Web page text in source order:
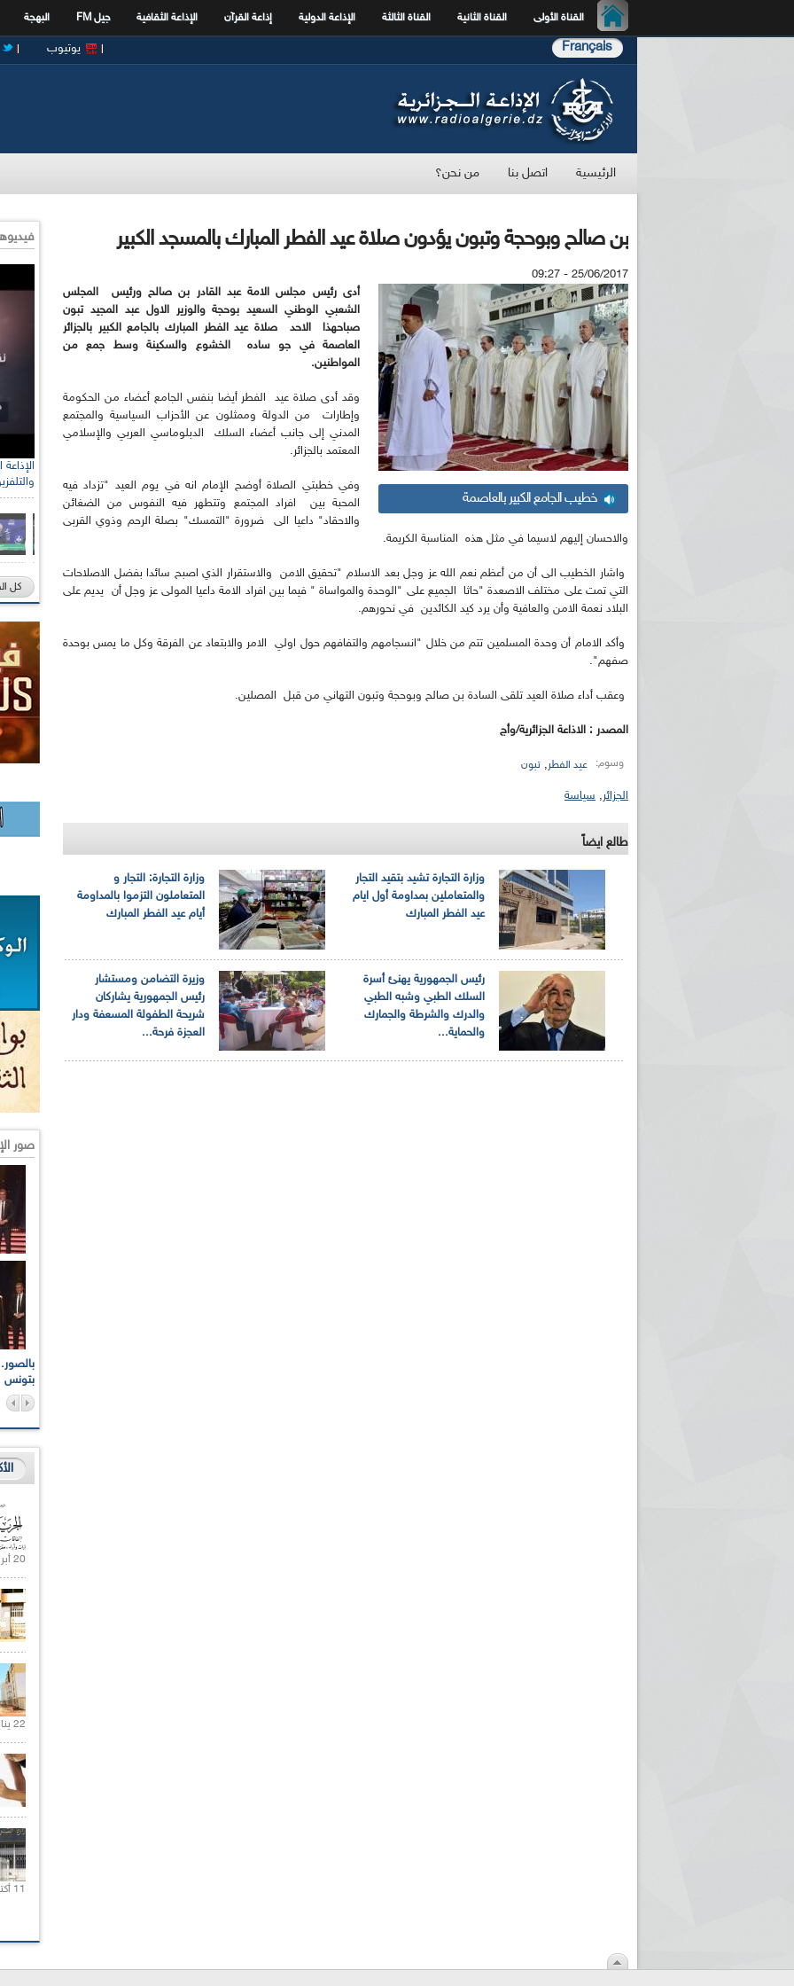
القناة الأولى القناة الثانية القناة الثالثة الإذاعة الدولية إذاعة القرآن الإذاعة الثقافية جيل FM البهجة
Français يوتيوب
الرئيسية اتصل بنا من نحن؟
بن صالح وبوحجة وتبون يؤدون صلاة عيد الفطر المبارك بالمسجد الكبير
25/06/2017 - 09:27
خطيب الجامع الكبير بالعاصمة
أدى رئيس مجلس الامة عبد القادر بن صالح ورئيس
المجلس
الشعبي الوطني السعيد بوحجة والوزير الاول عبد المجيد تبون
صباحهذا
الاحد صلاة عيد الفطر المبارك بالجامع الكبير بالجزائر
العاصمة في جو ساده
الخشوع والسكينة وسط جمع من
المواطنين.
وقد أدى صلاة عيد الفطر أيضا بنفس الجامع أعضاء من الحكومة
وإطارات من الدولة وممثلون عن الأحزاب السياسية والمجتمع
المدني إلى جانب أعضاء السلك الدبلوماسي العربي والإسلامي
المعتمد بالجزائر.
وفي خطبتي الصلاة أوضح الإمام انه في يوم العيد "تزداد فيه
المحبة بين افراد المجتمع وتتطهر فيه النفوس من الضغائن
والاحقاد" داعيا الى ضرورة "التمسك" بصلة الرحم وذوي القربى
والاحسان إليهم لاسيما في مثل هذه المناسبة الكريمة.
واشار الخطيب الى أن من أعظم نعم الله عز وجل بعد الاسلام "تحقيق الامن والاستقرار الذي اصبح سائدا بفضل الاصلاحات
التي تمت على مختلف الاصعدة "حاثا الجميع على "الوحدة والمواساة " فيما بين افراد الامة داعيا المولى عز وجل أن يديم على
البلاد نعمة الامن والعافية وأن يرد كيد الكائدين في نحورهم.
وأكد الامام أن وحدة المسلمين تتم من خلال "انسجامهم والتفافهم حول اولي الامر والابتعاد عن الفرقة وكل ما يمس بوحدة
صفهم".
وعقب أداء صلاة العيد تلقى السادة بن صالح وبوحجة وتبون التهاني من قبل المصلين.
المصدر : الاذاعة الجزائرية/وأج
وسوم: عيد الفطر, تبون
الجزائر, سياسة
طالع ايضاً
وزارة التجارة: التجار و
المتعاملون التزموا بالمداومة
أيام عيد الفطر المبارك
وزارة التجارة تشيد بتقيد التجار
والمتعاملين بمداومة أول ايام
عيد الفطر المبارك
وزيرة التضامن ومستشار
رئيس الجمهورية يشاركان
شريحة الطفولة المسعفة ودار
العجزة فرحة...
رئيس الجمهورية يهنئ أسرة
السلك الطبي وشبه الطبي
والدرك والشرطة والجمارك
والحماية...
كل
صور
بتونس
20 أبريل 2021 |
22 يناير 2020 |
11 أكتوبر 2020 |